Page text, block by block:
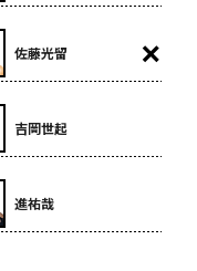
佐藤光留
吉岡世起
進祐哉